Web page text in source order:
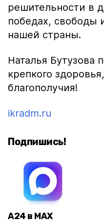
решительности в
победах, свободы
нашей страны.
Наталья Бутузова
крепкого
благополучия!
ikradm.ru
Подпишись!
А24 в MAX